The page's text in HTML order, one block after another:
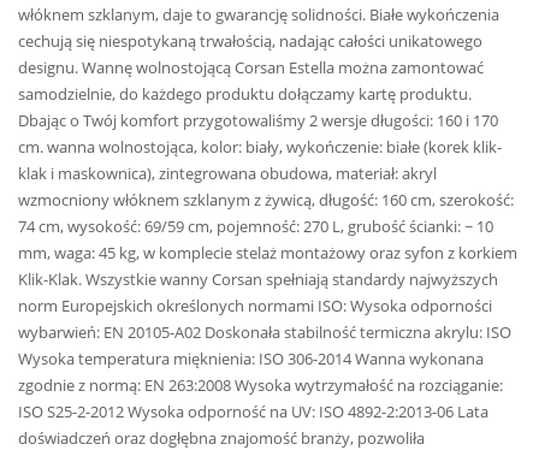
włóknem szklanym, daje to gwarancję solidności. Białe wykończenia
cechują się niespotykaną trwałością, nadając całości unikatowego
designu. Wannę wolnostojącą Corsan Estella można zamontować
samodzielnie, do każdego produktu dołączamy kartę produktu.
Dbając o Twój komfort przygotowaliśmy 2 wersje długości: 160 i 170
cm. wanna wolnostojąca, kolor: biały, wykończenie: białe (korek klik-
klak i maskownica), zintegrowana obudowa, materiał: akryl
wzmocniony włóknem szklanym z żywicą, długość: 160 cm, szerokość:
74 cm, wysokość: 69/59 cm, pojemność: 270 L, grubość ścianki: ~ 10
mm, waga: 45 kg, w komplecie stelaż montażowy oraz syfon z korkiem
Klik-Klak. Wszystkie wanny Corsan spełniają standardy najwyższych
norm Europejskich określonych normami ISO: Wysoka odporności
wybarwień: EN 20105-A02 Doskonała stabilność termiczna akrylu: ISO
Wysoka temperatura mięknienia: ISO 306-2014 Wanna wykonana
zgodnie z normą: EN 263:2008 Wysoka wytrzymałość na rozciąganie:
ISO S25-2-2012 Wysoka odporność na UV: ISO 4892-2:2013-06 Lata
doświadczeń oraz dogłębna znajomość branży, pozwoliła